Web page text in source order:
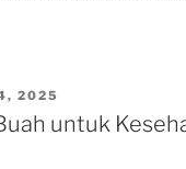
2025
untuk